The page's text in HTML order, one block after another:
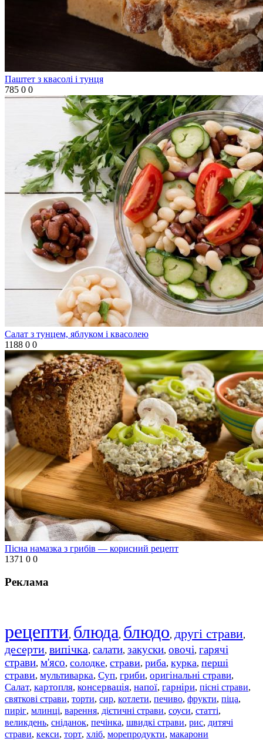
Паштет з квасолі і тунця
785 0 0
Салат з тунцем, яблуком і квасолею
1188 0 0
Пісна намазка з грибів — корисний рецепт
1371 0 0
Реклама
рецепти, блюда, блюдо, другі страви,
десерти, випічка, салати, закуски, овочі, гарячі
страви, м'ясо, солодке, страви, риба, курка, перші
страви, мультиварка, Суп, гриби, оригінальні страви,
Салат, картопля, консервація, напої, гарніри, пісні страви,
святкові страви, торти, сир, котлети, печиво, фрукти, піца,
пиріг, млинці, варення, дієтичні страви, соуси, статті,
великдень, сніданок, печінка, швидкі страви, рис, дитячі
страви, кекси, торт, хліб, морепродукти, макарони